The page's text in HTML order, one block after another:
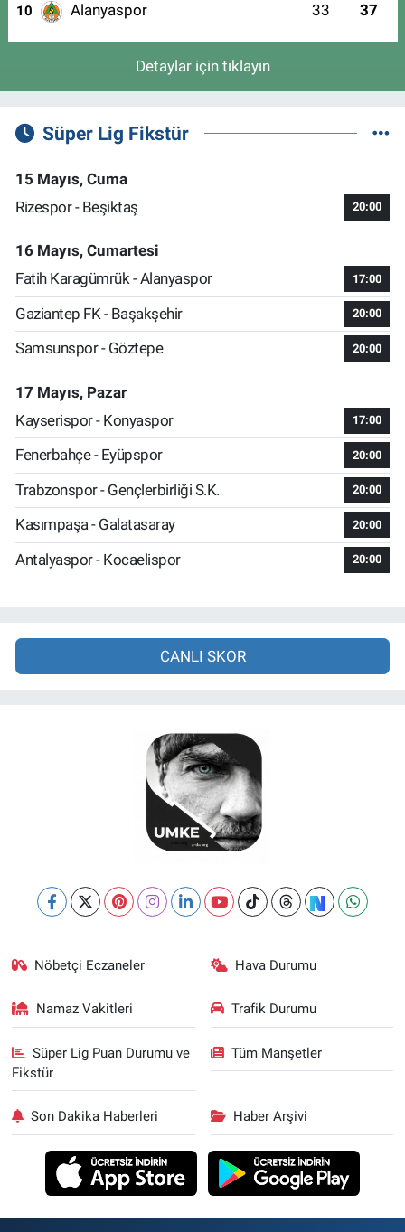
10 Alanyaspor 33 37
Detaylar için tıklayın
Süper Lig Fikstür
15 Mayıs, Cuma
Rizespor - Beşiktaş
20:00
16 Mayıs, Cumartesi
Fatih Karagümrük - Alanyaspor
17:00
Gaziantep FK - Başakşehir 20:00
Samsunspor - Göztepe 20:00
17 Mayıs, Pazar
Kayserispor - Konyaspor
17:00
Fenerbahçe - Eyüpspor 20:00
Trabzonspor - Gençlerbirliği S.K. 20:00
Kasımpaşa - Galatasaray 20:00
Antalyaspor - Kocaelispor 20:00
CANLI SKOR
Nöbetçi Eczaneler Hava Durumu
Namaz Vakitleri Trafik Durumu
Süper Lig Puan Durumu ve
Fikstür
Tüm Manşetler
Son Dakika Haberleri Haber Arşivi